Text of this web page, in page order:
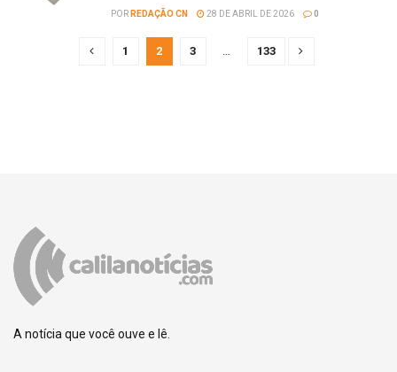
POR REDAÇÃO CN 28 DE ABRIL DE 2026 0
1 2 3 133
A notícia que você ouve e lê.